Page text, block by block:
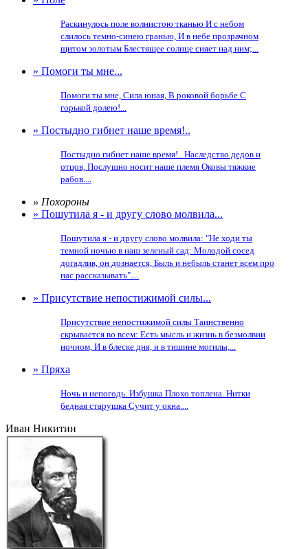
Раскинулось поле волнистою тканью И с небом
слилось темно-синею гранью, И в небе прозрачном
щитом золотым Блестящее солнце сияет над ним;...
» Помоги ты мне...
Помоги ты мне, Сила юная, В роковой борьбе С
горькой долею!...
» Постыдно гибнет наше время!..
Постыдно гибнет наше время!.. Наследство дедов и
отцов, Послушно носит наше племя Оковы тяжкие
рабов....
» Похороны
» Пошутила я - и другу слово молвила...
Пошутила я - и другу слово молвила: "Не ходи ты
темной ночью в наш зеленый сад: Молодой сосед
догадлив, он дознается, Быль и небыль станет всем про
нас рассказывать"....
» Присутствие непостижимой силы...
Присутствие непостижимой силы Таинственно
скрывается во всем: Есть мысль и жизнь в безмолвии
ночном, И в блеске дня, и в тишине могилы,...
» Пряха
Ночь и непогодь. Избушка Плохо топлена. Нитки
бедная старушка Сучит у окна....
Иван Никитин